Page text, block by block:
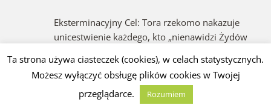
Eksterminacyjny Cel: Tora rzekomo nakazuje
unicestwienie każdego, kto „nienawidzi Żydów
uznając go za część „narodu Amaleka.”
3. Agresywna Ekspansja Doktrynalna i Polityczna
Ta strona używa ciasteczek (cookies), w celach statystycznych.
Możesz wyłączyć obsługę plików cookies w Twojej
przeglądarce.
Rozumiem